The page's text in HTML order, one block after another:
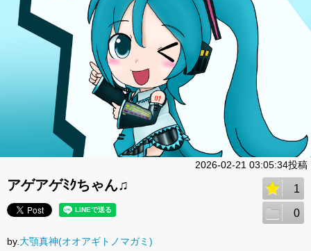
2026-02-21 03:05:34投稿
アゲアゲﾐｸちゃん♫ 1
0
by. 大顎真神(オオアギトノマガミ)